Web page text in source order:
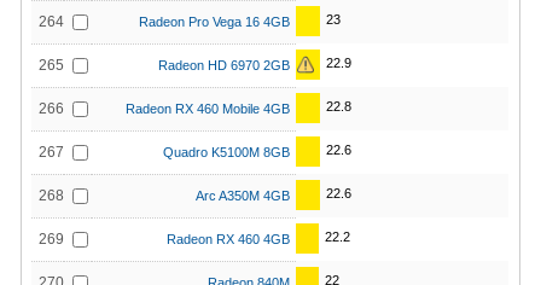
264 Radeon Pro Vega 16 4GB 23
265 Radeon HD 6970 2GB 22.9
266 Radeon RX 460 Mobile 4GB 22.8
267 Quadro K5100M 8GB 22.6
268 Arc A350M 4GB 22.6
269 Radeon RX 460 4GB 22.2
22